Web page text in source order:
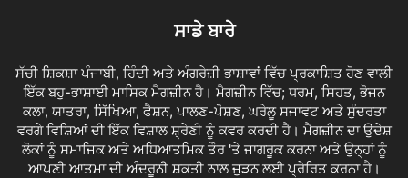
ਸਾਡੇ ਬਾਰੇ
ਸੱਚੀ ਸ਼ਿਕਸ਼ਾ ਪੰਜਾਬੀ, ਹਿੰਦੀ ਅਤੇ ਅੰਗਰੇਜ਼ੀ ਭਾਸ਼ਾਵਾਂ ਵਿੱਚ ਪ੍ਰਕਾਸ਼ਿਤ ਹੋਣ ਵਾਲੀ
ਇੱਕ ਬਹੁ-ਭਾਸ਼ਾਈ ਮਾਸਿਕ ਮੈਗਜ਼ੀਨ ਹੈ। ਮੈਗਜ਼ੀਨ ਵਿੱਚ; ਧਰਮ, ਸਿਹਤ, ਭੋਜਨ
ਕਲਾ, ਯਾਤਰਾ, ਸਿੱਖਿਆ, ਫੈਸ਼ਨ, ਪਾਲਣ-ਪੋਸ਼ਣ, ਘਰੇਲੂ ਸਜਾਵਟ ਅਤੇ ਸੁੰਦਰਤਾ
ਵਰਗੇ ਵਿਸ਼ਿਆਂ ਦੀ ਇੱਕ ਵਿਸ਼ਾਲ ਸ਼੍ਰੇਣੀ ਨੂੰ ਕਵਰ ਕਰਦੀ ਹੈ। ਮੈਗਜ਼ੀਨ ਦਾ ਉਦੇਸ਼
ਲੋਕਾਂ ਨੂੰ ਸਮਾਜਿਕ ਅਤੇ ਅਧਿਆਤਮਿਕ ਤੌਰ 'ਤੇ ਜਾਗਰੂਕ ਕਰਨਾ ਅਤੇ ਉਨ੍ਹਾਂ ਨੂੰ
ਆਪਣੀ ਆਤਮਾ ਦੀ ਅੰਦਰੂਨੀ ਸ਼ਕਤੀ ਨਾਲ ਜੁੜਨ ਲਈ ਪ੍ਰੇਰਿਤ ਕਰਨਾ ਹੈ।